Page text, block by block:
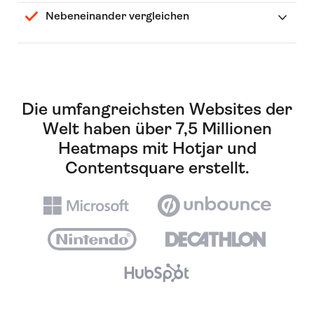
Nebeneinander vergleichen
Die umfangreichsten Websites der
Welt haben über 7,5 Millionen
Heatmaps mit Hotjar und
Contentsquare erstellt.